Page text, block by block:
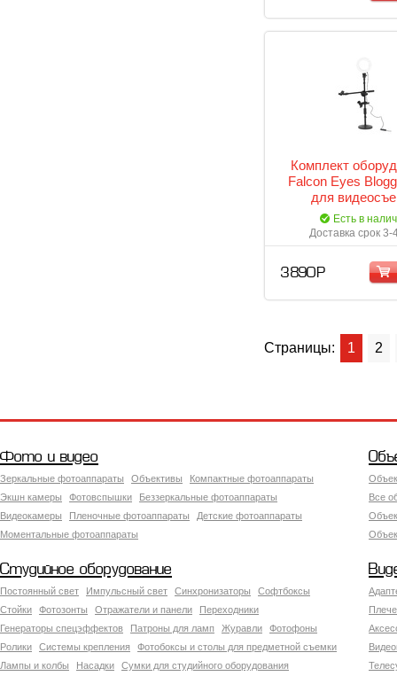
Комплект
Falcon Eyes
для
Есть в
Доставка срок 3-
3 890 Р
Страницы: 1 2
Фото и видео
Зеркальные фотоаппараты Объективы
Компактные фотоаппараты
Экшн камеры
Фотовспышки
Беззеркальные фотоаппараты
Видеокамеры
Пленочные фотоаппараты
Детские фотоаппараты
Моментальные фотоаппараты
Все
Студийное оборудование
Постоянный свет Импульсный свет Синхронизаторы
Софтбоксы
Стойки
Фотозонты Отражатели и панели
Переходники
Генераторы спецэффектов
Патроны для ламп Журавли
Фотофоны
Ролики
Системы крепления
Фотобоксы и столы для предметной съемки
Лампы и колбы
Насадки
Сумки для студийного оборудования